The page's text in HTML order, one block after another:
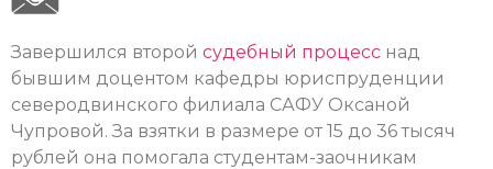
Завершился второй судебный процесс над
бывшим доцентом кафедры юриспруденции
северодвинского филиала САФУ Оксаной
Чупровой. За взятки в размере от 15 до 36 тысяч
рублей она помогала студентам-заочникам